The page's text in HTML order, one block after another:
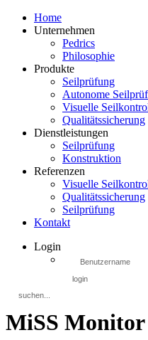
Home
Unternehmen
Pedrics
Philosophie
Produkte
Seilprüfung
Autonome
Visuelle
Qualitätssicherung
Dienstleistungen
Seilprüfung
Konstruktion
Referenzen
Visuelle
Qualitätssicherung
Seilprüfung
Kontakt
Login
login
MiSS Monitor